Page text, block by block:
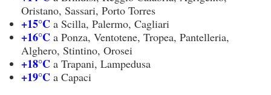
Oristano, Sassari, Porto Torres
+15°C a Scilla, Palermo, Cagliari
+16°C a Ponza, Ventotene, Tropea, Pantelleria,
Alghero, Stintino, Orosei
+18°C a Trapani, Lampedusa
+19°C a Capaci